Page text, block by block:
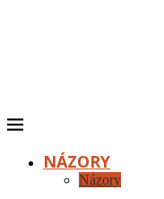
NÁZORY
Názory